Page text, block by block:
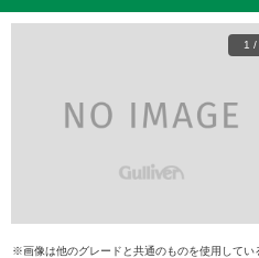
1 /
画像は他のグレードと共通のものを使用してい